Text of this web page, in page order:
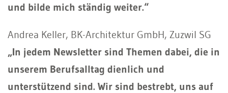
und bilde mich ständig weiter.“
Andrea Keller, BK-Architektur GmbH, Zuzwil SG
„In jedem Newsletter sind Themen dabei, die in
unserem Berufsalltag dienlich und
unterstützend sind. Wir sind bestrebt, uns auf